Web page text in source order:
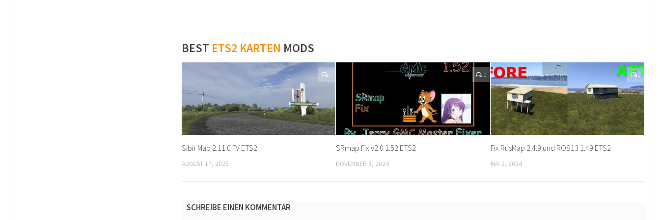
BEST ETS2 KARTEN MODS
0
Sibir Map 2.11.0 FV ETS2
AUGUST 17, 2025
0
SRmap Fix v2.0 1.52 ETS2
NOVEMBER 8, 2024
0
Fix RusMap 2.4.9 und ROS13 1.49 ETS2
MAI 2, 2024
SCHREIBE EINEN KOMMENTAR